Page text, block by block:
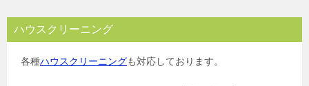
ハウスクリーニング
各種ハウスクリーニングも対応しております。